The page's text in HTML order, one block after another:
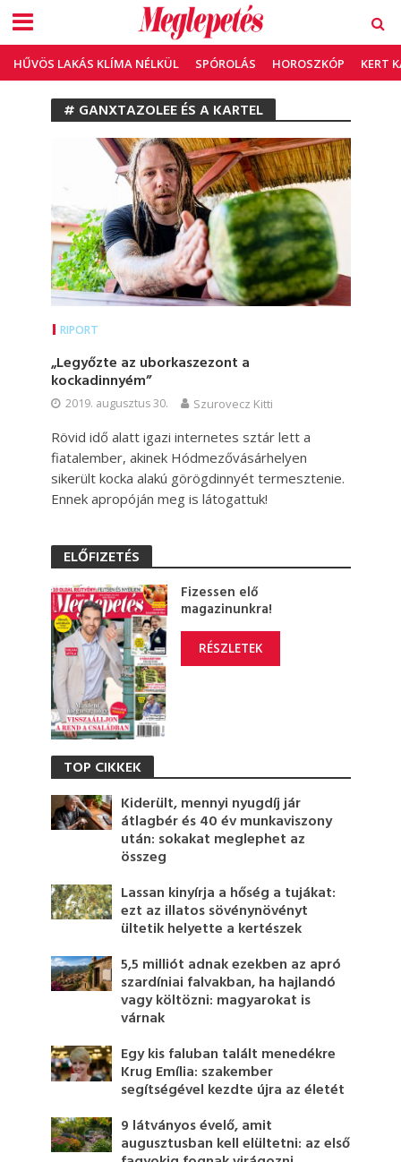
HŰVÖS LAKÁS KLÍMA NÉLKÜL SPÓROLÁS HOROSZKÓP KERT
# GANXTAZOLEE ÉS A KARTEL
RIPORT
„Legyőzte az uborkaszezont a
kockadinnyém”
2019. augusztus 30. Szurovecz Kitti
Rövid idő alatt igazi internetes sztár lett a
fiatalember, akinek Hódmezővásárhelyen
sikerült kocka alakú görögdinnyét termesztenie.
Ennek apropóján meg is látogattuk!
ELŐFIZETÉS
Fizessen elő
magazinunkra!
RÉSZLETEK
TOP CIKKEK
Kiderült, mennyi nyugdíj jár
átlagbér és 40 év munkaviszony
után: sokakat meglephet az
összeg
Lassan kinyírja a hőség a tujákat:
ezt az illatos sövénynövényt
ültetik helyette a kertészek
5,5 milliót adnak ezekben az apró
szardíniai falvakban, ha hajlandó
vagy költözni: magyarokat is
várnak
Egy kis faluban talált menedékre
Krug Emília: szakember
segítségével kezdte újra az életét
9 látványos évelő, amit
augusztusban kell elültetni: az első